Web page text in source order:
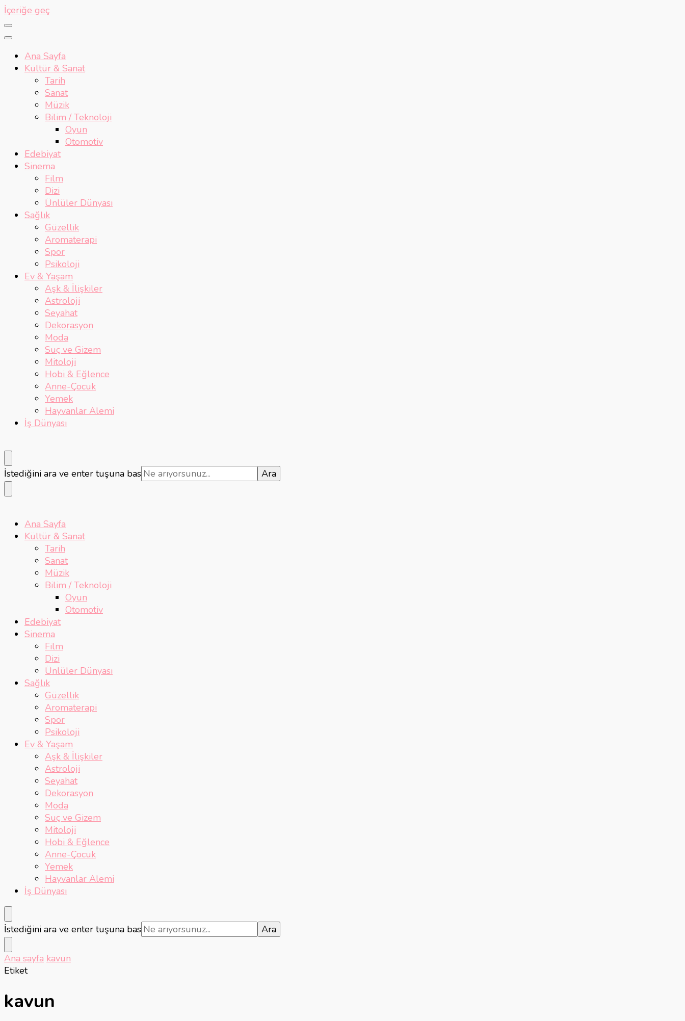
İçeriğe geç
Ana Sayfa
Kültür & Sanat
Tarih
Sanat
Müzik
Bilim / Teknoloji
Oyun
Otomotiv
Edebiyat
Sinema
Film
Dizi
Ünlüler Dünyası
Sağlık
Güzellik
Aromaterapi
Spor
Psikoloji
Ev & Yaşam
Aşk & İlişkiler
Astroloji
Seyahat
Dekorasyon
Moda
Suç ve Gizem
Mitoloji
Hobi & Eğlence
Anne-Çocuk
Yemek
Hayvanlar Alemi
İş Dünyası
Bir
şey
mi
İstediğini ara ve enter tuşuna bas
Ana Sayfa
Kültür & Sanat
Tarih
Sanat
Müzik
Bilim / Teknoloji
Oyun
Otomotiv
Edebiyat
Sinema
Film
Dizi
Ünlüler Dünyası
Sağlık
Güzellik
Aromaterapi
Spor
Psikoloji
Ev & Yaşam
Aşk & İlişkiler
Astroloji
Seyahat
Dekorasyon
Moda
Suç ve Gizem
Mitoloji
Hobi & Eğlence
Anne-Çocuk
Yemek
Hayvanlar Alemi
İş Dünyası
Bir
şey
mi
arıyorsunuz?
İstediğini ara ve enter tuşuna bas
Ana sayfa kavun
Etiket
kavun